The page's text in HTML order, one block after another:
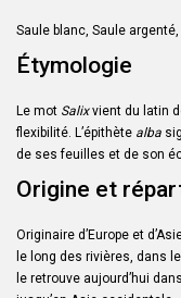
Saule blanc, Saule
Étymologie
Le mot Salixvient du latin
flexibilité. L’épithète alba
de ses feuilles et de son
Origine et
Originaire d’Europe et
le long des rivières, dans
le retrouve aujourd’hui